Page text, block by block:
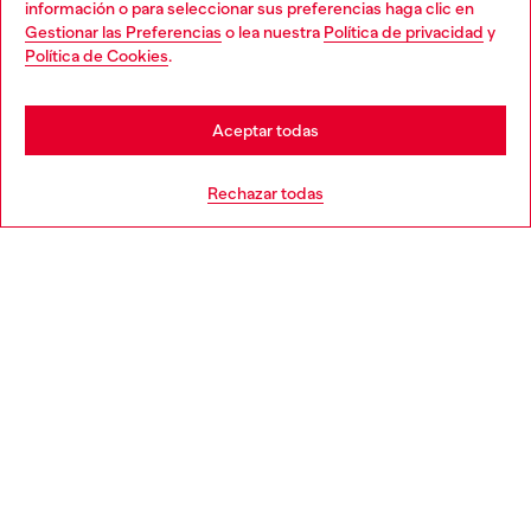
información o para seleccionar sus preferencias haga clic en
Gestionar las Preferencias o lea nuestra Política de privacidad y
Política de Cookies.
Rechazar todas
Aceptar todas
You are currently browsing España website, but it seems you
may be based in United States